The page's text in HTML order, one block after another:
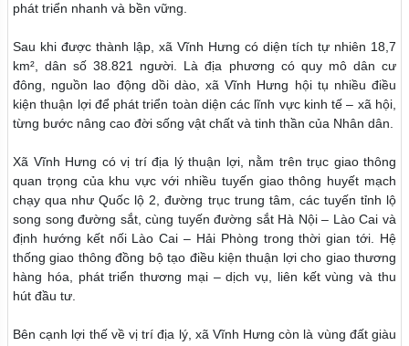
phát triển nhanh và bền vững.
Sau khi được thành lập, xã Vĩnh Hưng có diện tích tự nhiên 18,7
km², dân số 38.821 người. Là địa phương có quy mô dân cư
đông, nguồn lao động dồi dào, xã Vĩnh Hưng hội tụ nhiều điều
kiện thuận lợi để phát triển toàn diện các lĩnh vực kinh tế – xã hội,
từng bước nâng cao đời sống vật chất và tinh thần của Nhân dân.
Xã Vĩnh Hưng có vị trí địa lý thuận lợi, nằm trên trục giao thông
quan trọng của khu vực với nhiều tuyến giao thông huyết mạch
chạy qua như Quốc lộ 2, đường trục trung tâm, các tuyến tỉnh lộ
song song đường sắt, cùng tuyến đường sắt Hà Nội – Lào Cai và
định hướng kết nối Lào Cai – Hải Phòng trong thời gian tới. Hệ
thống giao thông đồng bộ tạo điều kiện thuận lợi cho giao thương
hàng hóa, phát triển thương mại – dịch vụ, liên kết vùng và thu
hút đầu tư.
Bên cạnh lợi thế về vị trí địa lý, xã Vĩnh Hưng còn là vùng đất giàu